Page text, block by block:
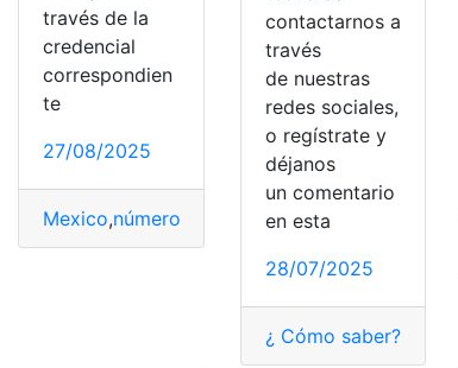
través de la
credencial
correspondien
te
27/08/2025
Mexico,número de folio proceso
contactarnos a
través
de nuestras
redes sociales,
o regístrate y
déjanos
un comentario
en esta
28/07/2025
¿ Cómo saber?,